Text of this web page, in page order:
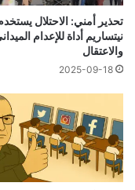
تحذير أمني: الاحتلال
نيتساريم أداة للإعدام
والاعتقال
2025-09-18